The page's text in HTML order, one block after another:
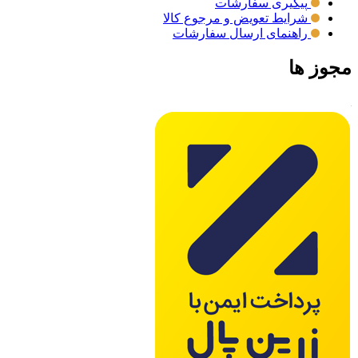
پیگیری سفارشات
شرایط تعویض و مرجوع کالا
راهنمای ارسال سفارشات
مجوز ها